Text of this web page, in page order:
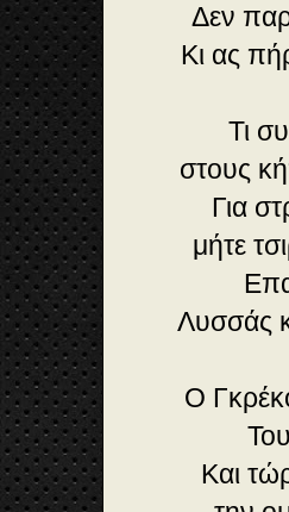
Δεν
Κι ας
Τι
στους
Για
μήτε
Λυσσάς
Ο
Και